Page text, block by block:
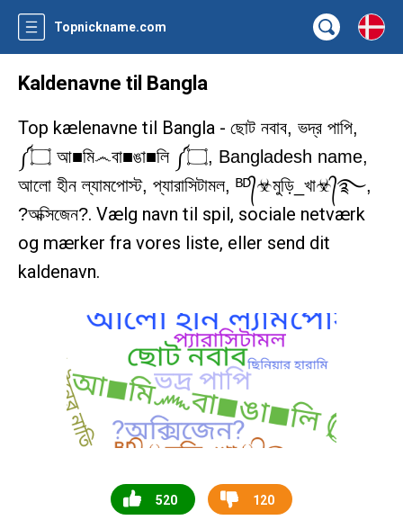
Topnickname.com
Kaldenavne til Bangla
Top kælenavne til Bangla - ছোট নবাব, ভদ্র পাপি,
༼۝ আ■মি෴বা■ঙা■লি ༼۝, Bangladesh name,
আলো হীন ল্যামপোস্ট, প্যারাসিটামল, ᴮᴰ᭄☣মুড়ি_খা☣᭄࿐,
?অক্সিজেন?. Vælg navn til spil, sociale netværk
og mærker fra vores liste, eller send dit
kaldenavn.
520 120